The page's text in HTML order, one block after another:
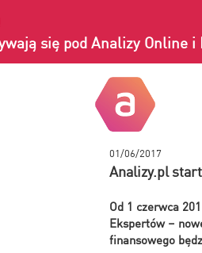
się pod Analizy Online i
01/06/2017
Analizy.pl
Od 1 czerwca
Ekspertów –
finansowego